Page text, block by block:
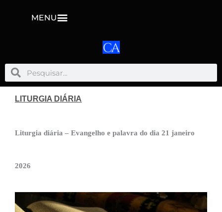
MENU
PesquisarPesquisar
LITURGIA DIÁRIA
Liturgia diária – Evangelho e palavra do dia 21 janeiro
2026